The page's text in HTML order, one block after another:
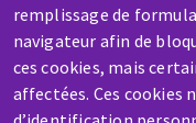
remplissage de
navigateur afin de
ces cookies, mais
affectées. Ces cookies